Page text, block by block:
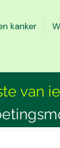
kanker
van